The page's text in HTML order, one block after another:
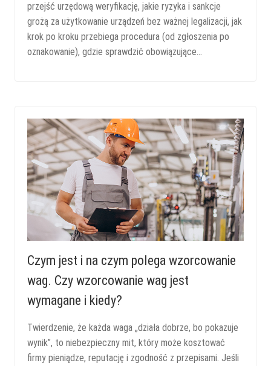
przejść urzędową weryfikację, jakie ryzyka i sankcje
grożą za użytkowanie urządzeń bez ważnej legalizacji, jak
krok po kroku przebiega procedura (od zgłoszenia po
oznakowanie), gdzie sprawdzić obowiązujące…
Czym jest i na czym polega wzorcowanie
wag. Czy wzorcowanie wag jest
wymagane i kiedy?
Twierdzenie, że każda waga „działa dobrze, bo pokazuje
wynik”, to niebezpieczny mit, który może kosztować
firmy pieniądze, reputację i zgodność z przepisami. Jeśli